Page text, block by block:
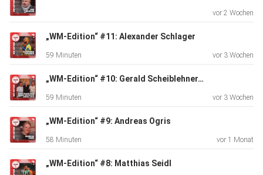
vor 2 Wochen
„WM-Edition“ #11: Alexander Schlager
59 Minuten vor 3 Wochen
„WM-Edition“ #10: Gerald Scheiblehner, Dominik Thalhammer und Andreas Lukse
59 Minuten vor 3 Wochen
„WM-Edition“ #9: Andreas Ogris
58 Minuten vor 1 Monat
„WM-Edition“ #8: Matthias Seidl